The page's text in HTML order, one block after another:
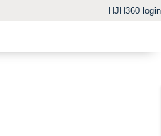
HJH360 login